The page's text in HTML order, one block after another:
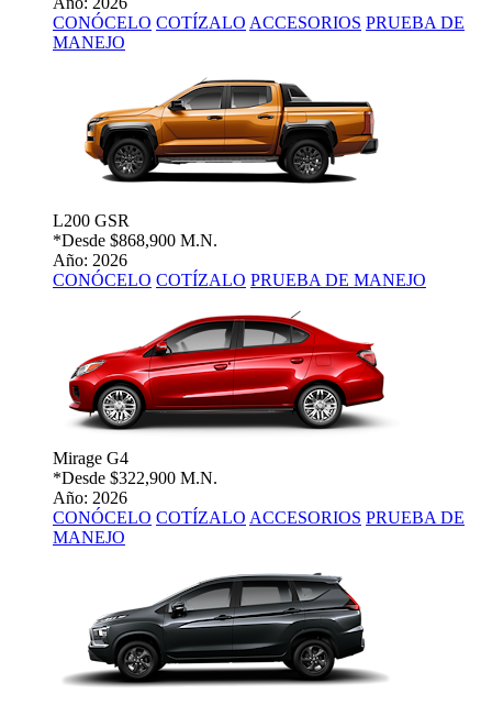
CONÓCELO COTÍZALO ACCESORIOS PRUEBA DE
MANEJO
L200 GSR
*Desde $868,900 M.N.
Año: 2026
CONÓCELO COTÍZALO PRUEBA DE MANEJO
Mirage G4
*Desde $322,900 M.N.
Año: 2026
CONÓCELO COTÍZALO ACCESORIOS PRUEBA DE
MANEJO